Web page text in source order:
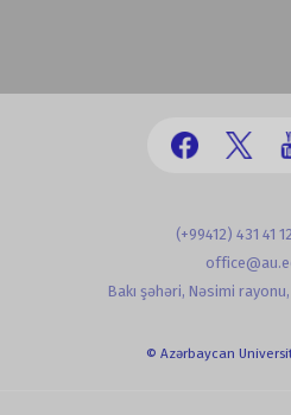
(+99412) 431 41
Bakı şəhəri, Nəsimi rayonu,
© Azərbaycan